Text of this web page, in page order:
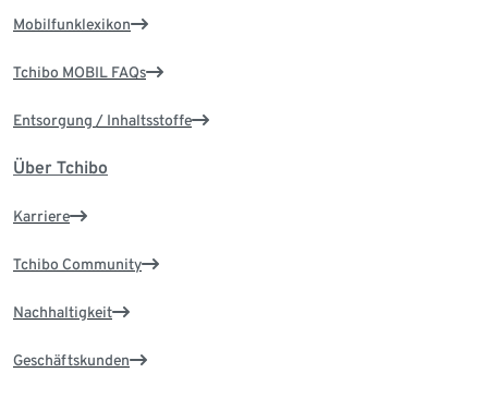
Mobilfunklexikon
Tchibo MOBIL FAQs
Entsorgung / Inhaltsstoffe
Über Tchibo
Karriere
Tchibo Community
Nachhaltigkeit
Geschäftskunden